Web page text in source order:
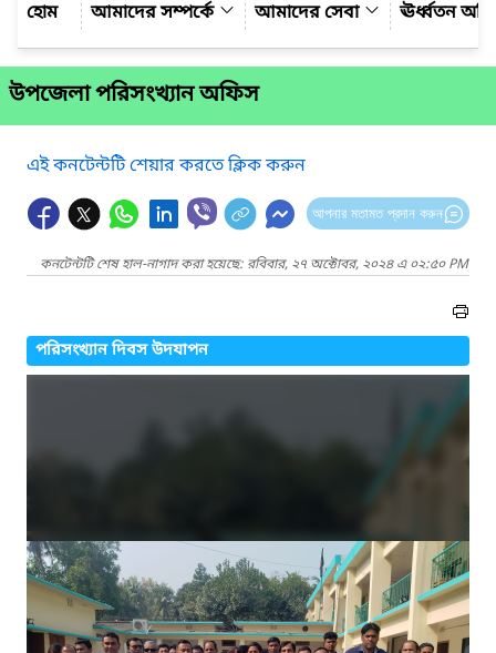
আমাদের সম্পর্কে
আমাদের সেবা ঊর্ধ্বতন
উপজেলা পরিসংখ্যান অফিস
এই কনটেন্টটি শেয়ার করতে ক্লিক করুন
আপনার মতামত প্রদান করুন
কনটেন্টটি শেষ হাল-নাগাদ করা হয়েছে: রবিবার, ২৭ অক্টোবর, ২০২৪ এ ০২:৫০ PM
পরিসংখ্যান দিবস উদযাপন